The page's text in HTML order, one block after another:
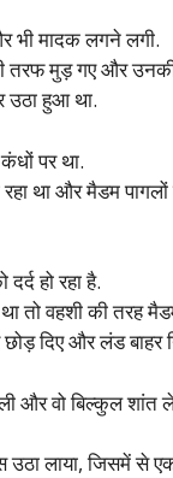
मादक लगने लगी.
तरफ मुड़ गए और
उठा हुआ था.
पर था.
था और मैडम
हो रहा है.
तो वहशी की तरह
दिए और लंड बाहर
और वो बिल्कुल शांत
उठा लाया, जिसमें से